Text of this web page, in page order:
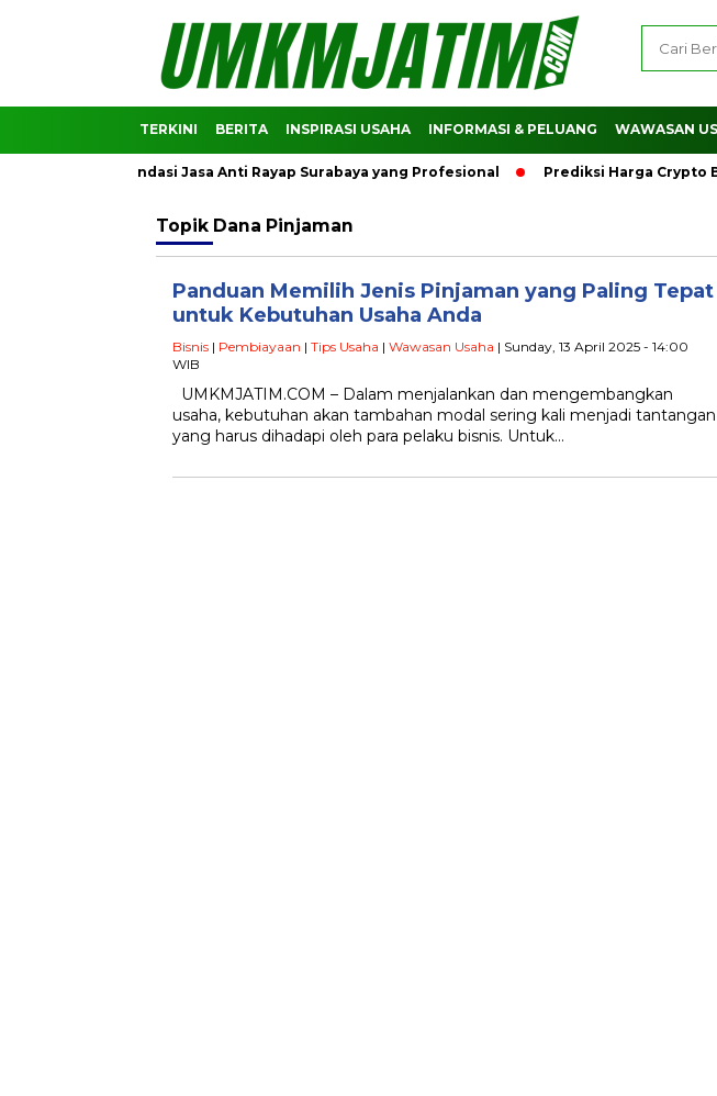
TERKINI BERITA INSPIRASI USAHA INFORMASI & PELUANG WAWASAN
Ini Rekomendasi Jasa Anti Rayap Surabaya yang Profesional Prediksi Harga Crypto
Topik Dana Pinjaman
Panduan Memilih Jenis Pinjaman yang Paling Tepat
untuk Kebutuhan Usaha Anda
Bisnis | Pembiayaan | Tips Usaha | Wawasan Usaha | Sunday, 13 April 2025 - 14:00
WIB
UMKMJATIM.COM – Dalam menjalankan dan mengembangkan
usaha, kebutuhan akan tambahan modal sering kali menjadi tantangan
yang harus dihadapi oleh para pelaku bisnis. Untuk…